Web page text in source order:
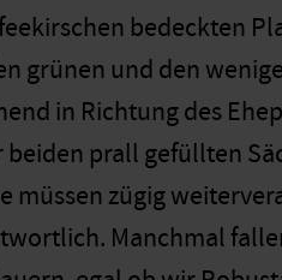
bedeckten
grünen und den
in Richtung des
prall gefüllten
müssen zügig
Manchmal